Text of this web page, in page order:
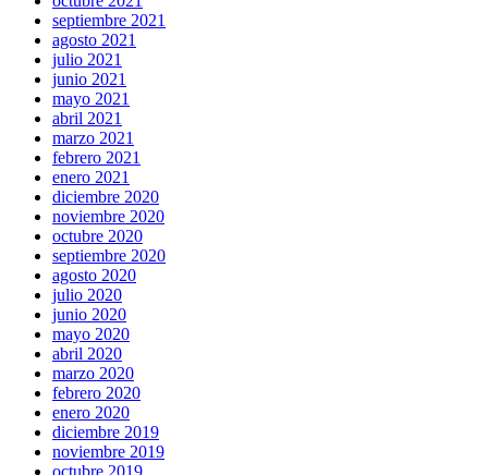
septiembre 2021
agosto 2021
julio 2021
junio 2021
mayo 2021
abril 2021
marzo 2021
febrero 2021
enero 2021
diciembre 2020
noviembre 2020
octubre 2020
septiembre 2020
agosto 2020
julio 2020
junio 2020
mayo 2020
abril 2020
marzo 2020
febrero 2020
enero 2020
diciembre 2019
noviembre 2019
octubre 2019